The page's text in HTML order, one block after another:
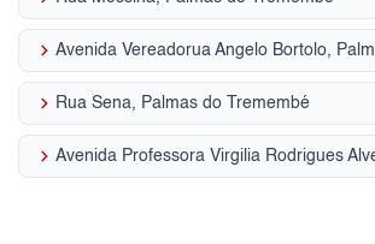
keyboard_arrow_right
keyboard_arrow_right Rua Sena, Palmas do Tremembé
keyboard_arrow_right